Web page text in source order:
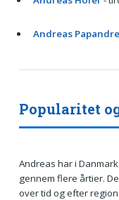
Andreas
Popularitet
Andreas har i
gennem flere årtier.
over tid og efter